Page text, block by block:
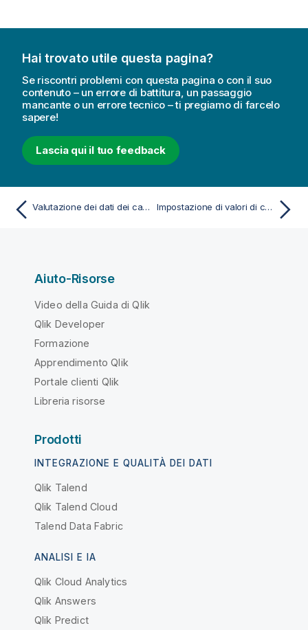
Hai trovato utile questa pagina?
Se riscontri problemi con questa pagina o con il suo
contenuto – un errore di battitura, un passaggio
mancante o un errore tecnico – ti pregiamo di farcelo
sapere!
Lascia qui il tuo feedback
Valutazione dei dati dei campi della tabella prima del loro caricamento Impostazione di valori di campo come null in una tabella
Aiuto-Risorse
Video della Guida di Qlik
Qlik Developer
Formazione
Apprendimento Qlik
Portale clienti Qlik
Libreria risorse
Prodotti
INTEGRAZIONE E QUALITÀ DEI DATI
Qlik Talend
Qlik Talend Cloud
Talend Data Fabric
ANALISI E IA
Qlik Cloud Analytics
Qlik Answers
Qlik Predict